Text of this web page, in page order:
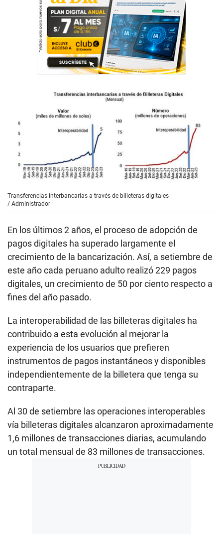
Transferencias interbancarias a través de billeteras digitales
/ Administrador
En los últimos 2 años, el proceso de adopción de
pagos digitales ha superado largamente el
crecimiento de la bancarización. Así, a setiembre de
este año cada peruano adulto realizó 229 pagos
digitales, un crecimiento de 50 por ciento respecto a
fines del año pasado.
La interoperabilidad de las billeteras digitales ha
contribuido a esta evolución al mejorar la
experiencia de los usuarios que prefieren
instrumentos de pagos instantáneos y disponibles
independientemente de la billetera que tenga su
contraparte.
Al 30 de setiembre las operaciones interoperables
vía billeteras digitales alcanzaron aproximadamente
1,6 millones de transacciones diarias, acumulando
un total mensual de 83 millones de transacciones.